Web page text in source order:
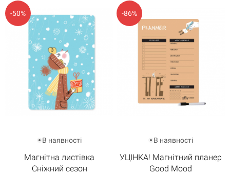
-50%
В наявності
Магнітна листівка
Сніжний сезон
-86%
В наявності
УЦІНКА! Магнітний планер
Good Mood